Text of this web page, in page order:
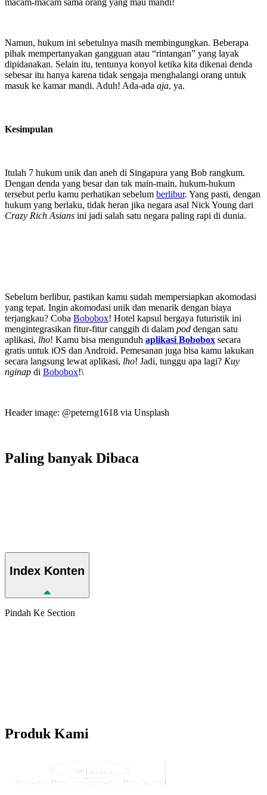
macam-macam sama orang yang mau mandi!
Namun, hukum ini sebetulnya masih membingungkan. Beberapa
pihak mempertanyakan gangguan atau “rintangan” yang layak
dipidanakan. Selain itu, tentunya konyol ketika kita dikenai denda
sebesar itu hanya karena tidak sengaja menghalangi orang untuk
masuk ke kamar mandi. Aduh! Ada-ada aja, ya.
Kesimpulan
Itulah 7 hukum unik dan aneh di Singapura yang Bob rangkum.
Dengan denda yang besar dan tak main-main, hukum-hukum
tersebut perlu kamu perhatikan sebelum berlibur. Yang pasti, dengan
hukum yang berlaku, tidak heran jika negara asal Nick Young dari
Crazy Rich Asians ini jadi salah satu negara paling rapi di dunia.
Sebelum berlibur, pastikan kamu sudah mempersiapkan akomodasi
yang tepat. Ingin akomodasi unik dan menarik dengan biaya
terjangkau? Coba Bobobox! Hotel kapsul bergaya futuristik ini
mengintegrasikan fitur-fitur canggih di dalam pod dengan satu
aplikasi, lho! Kamu bisa mengunduh aplikasi Bobobox secara
gratis untuk iOS dan Android. Pemesanan juga bisa kamu lakukan
secara langsung lewat aplikasi, lho! Jadi, tunggu apa lagi? Kuy
nginap di Bobobox!\
Header image: @peterng1618 via Unsplash
Paling banyakDibaca
Index Konten
Pindah Ke Section
ProdukKami